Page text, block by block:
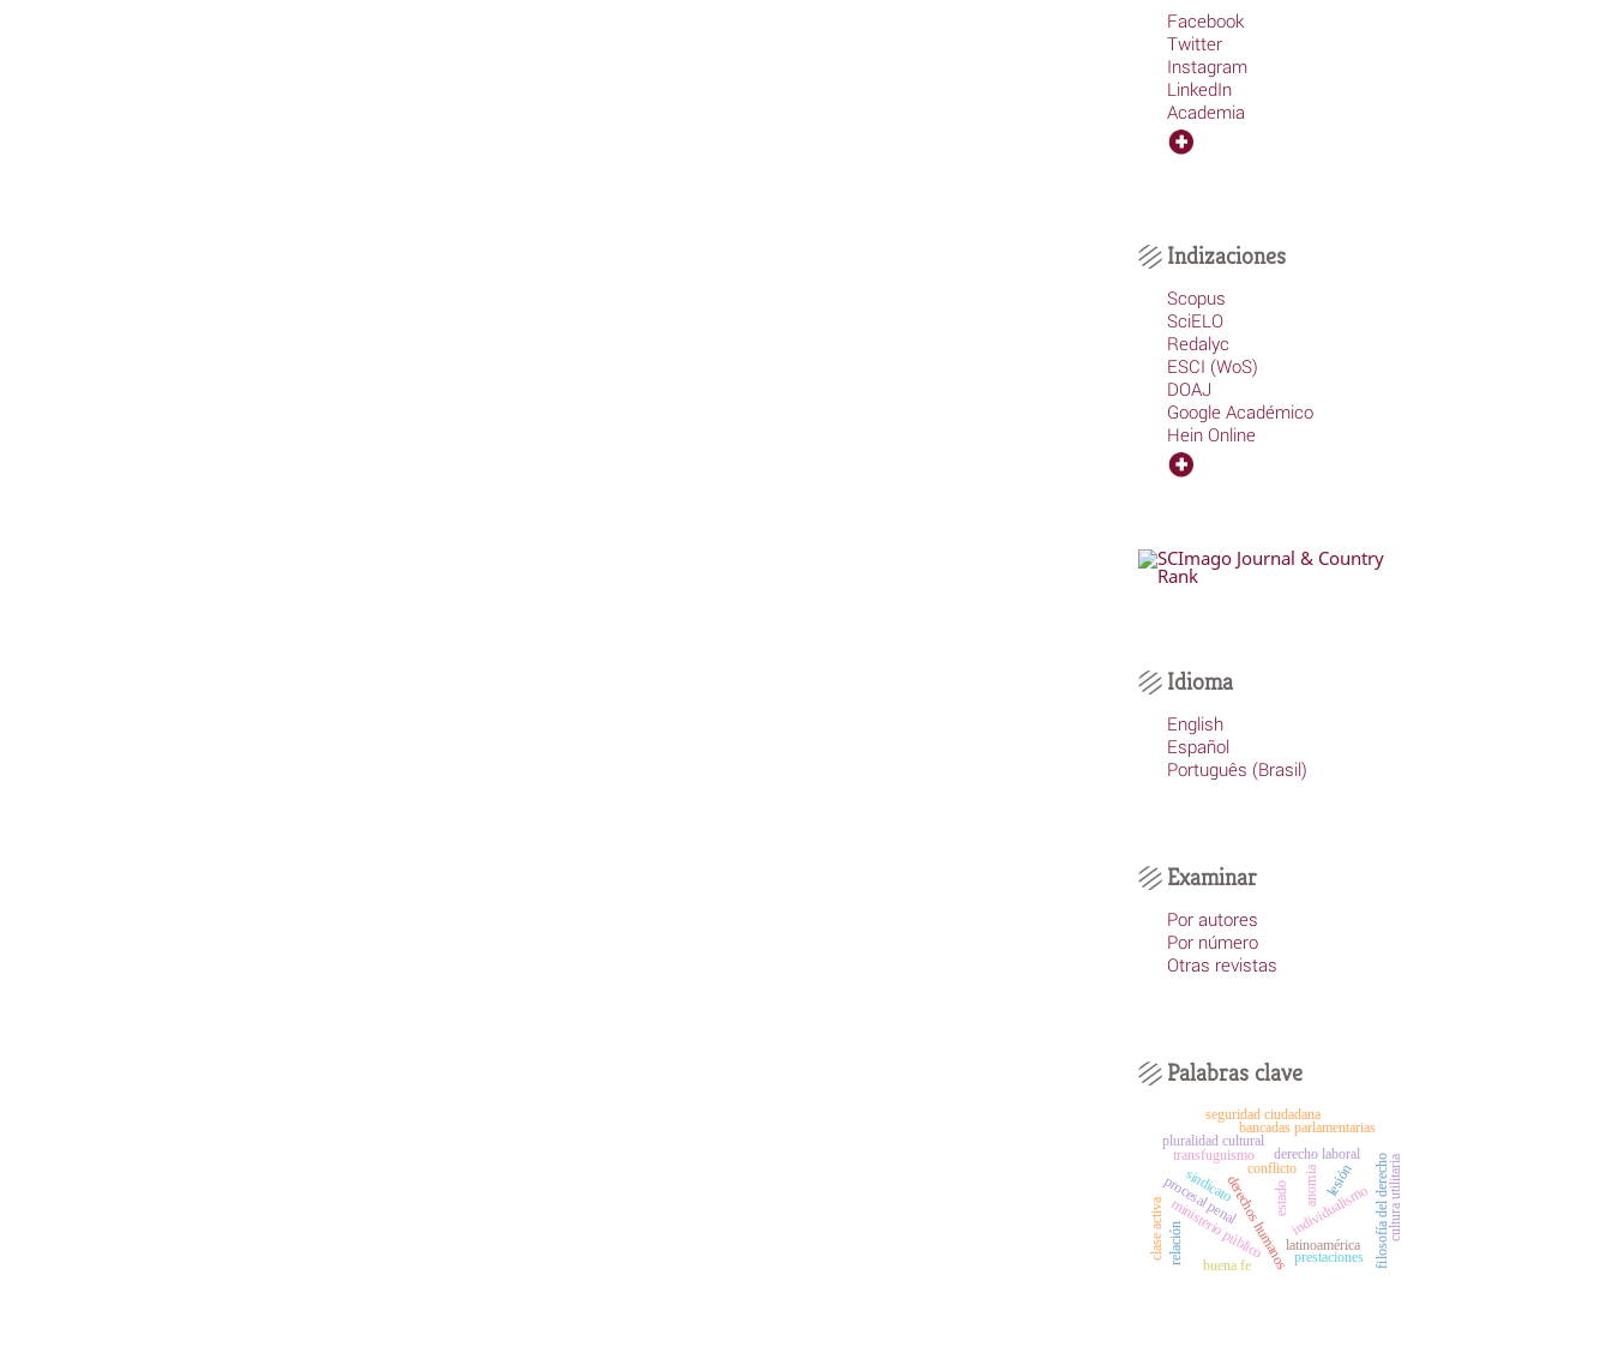
Facebook
Twitter
Instagram
LinkedIn
Academia
Indizaciones
Scopus
SciELO
Redalyc
ESCI (WoS)
DOAJ
Google Académico
Hein Online
Idioma
English
Español
Português (Brasil)
Examinar
Por autores
Por número
Otras revistas
Palabras clave
derecho laboral
derechos humanosindividualismo
pluralidad cultural
filosofía del derecho
transfuguismo
anomia cultura utilitaria
bancadas parlamentarias
seguridad ciudadana
latinoamérica
procesal penal
ministerio público
conflicto
estado
clase activa
lesión
prestaciones
buena fe
sindicato
relación